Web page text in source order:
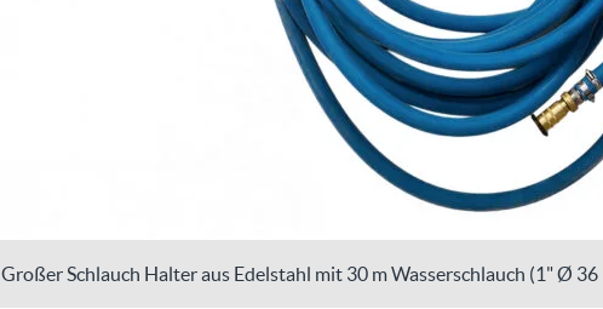
Großer Schlauch Halter aus Edelstahl mit 30 m Wasserschlauch (1" Ø 36